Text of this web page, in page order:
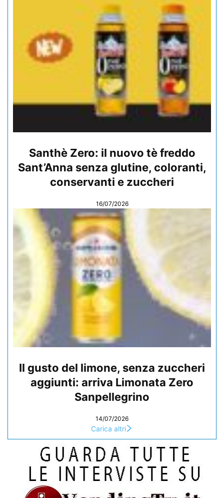
Santhè Zero: il nuovo tè freddo
Sant’Anna senza glutine, coloranti,
conservanti e zuccheri
16/07/2026
Il gusto del limone, senza zuccheri
aggiunti: arriva Limonata Zero
Sanpellegrino
14/07/2026
Carica altri